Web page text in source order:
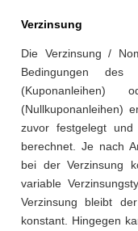
Verzinsung
Die Verzinsung /
Bedingungen des
(Nullkuponanleihen)
zuvor festgelegt
berechnet. Je nach
bei der Verzinsung
variable
Verzinsung bleibt
konstant. Hingegen